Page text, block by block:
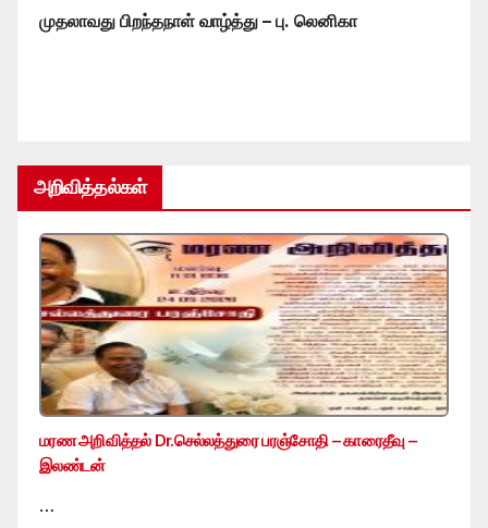
முதலாவது பிறந்தநாள் வாழ்த்து – பு. லெனிகா
அறிவித்தல்கள்
மரண அறிவித்தல் Dr.செல்லத்துரை பரஞ்சோதி – காரைதீவு –
இலண்டன்
…